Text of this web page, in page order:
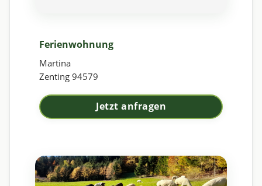
Ferienwohnung
Martina
Zenting 94579
Jetzt anfragen